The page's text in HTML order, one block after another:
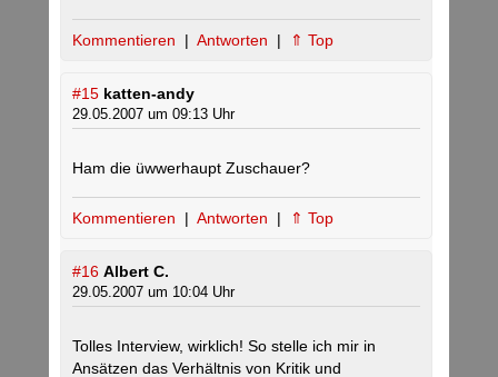
Kommentieren | Antworten | ⇑ Top
#15 katten-andy
29.05.2007 um 09:13 Uhr
Ham die üwwerhaupt Zuschauer?
Kommentieren | Antworten | ⇑ Top
#16 Albert C.
29.05.2007 um 10:04 Uhr
Tolles Interview, wirklich! So stelle ich mir in
Ansätzen das Verhältnis von Kritik und